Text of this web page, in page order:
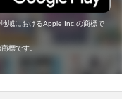
域におけるApple Inc.の商標で
標です。